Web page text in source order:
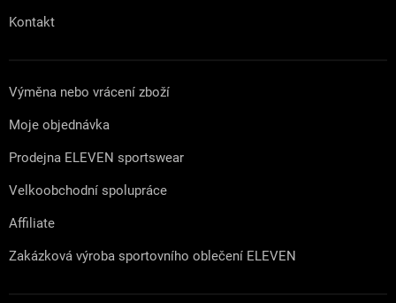
Kontakt
Výměna nebo vrácení zboží
Moje objednávka
Prodejna ELEVEN sportswear
Velkoobchodní spolupráce
Affiliate
Zakázková výroba sportovního oblečení ELEVEN